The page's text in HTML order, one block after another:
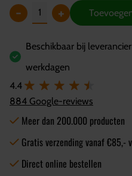
- +
Beschikbaar bij
werkdagen
4.4
884 Google-reviews
Meer dan 200.000 producten
Gratis verzending vanaf €85,-
Direct online bestellen